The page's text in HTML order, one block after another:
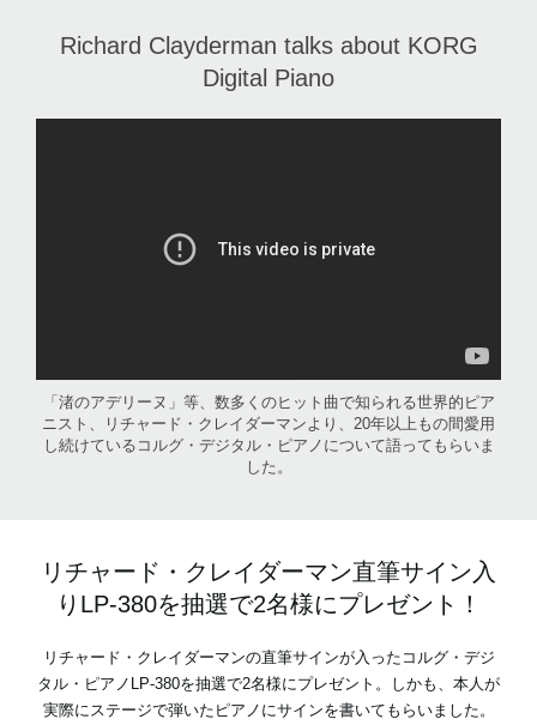
Richard Clayderman talks about KORG
Digital Piano
「渚のアデリーヌ」等、数多くのヒット曲で知られる世界的ピア
ニスト、リチャード・クレイダーマンより、20年以上もの間愛用
し続けているコルグ・デジタル・ピアノについて語ってもらいま
した。
リチャード・クレイダーマン直筆サイン入
りLP-380を抽選で2名様にプレゼント！
リチャード・クレイダーマンの直筆サインが入ったコルグ・デジ
タル・ピアノLP-380を抽選で2名様にプレゼント。しかも、本人が
実際にステージで弾いたピアノにサインを書いてもらいました。